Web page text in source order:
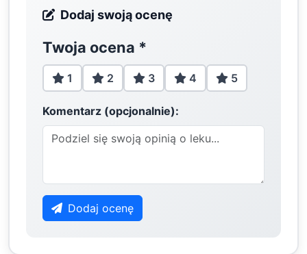
Dodaj swoją ocenę
Twoja ocena *
1 2 3 4 5
Komentarz (opcjonalnie):
Dodaj ocenę